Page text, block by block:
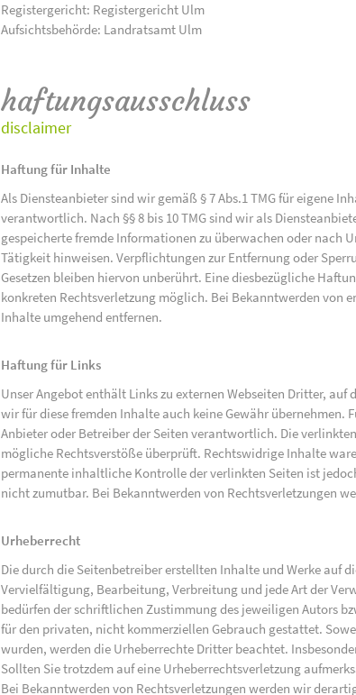
Registergericht: Registergericht Ulm
Aufsichtsbehörde: Landratsamt Ulm
haftungsausschluss
disclaimer
Haftung für Inhalte
Als Diensteanbieter sind wir gemäß § 7 Abs.1 TMG für eigene
verantwortlich. Nach §§ 8 bis 10 TMG sind wir als
gespeicherte fremde Informationen zu überwachen oder nach
Tätigkeit hinweisen. Verpflichtungen zur Entfernung oder
Gesetzen bleiben hiervon unberührt. Eine diesbezügliche
konkreten Rechtsverletzung möglich. Bei Bekanntwerden von
Inhalte umgehend entfernen.
Haftung für Links
Unser Angebot enthält Links zu externen Webseiten Dritter,
wir für diese fremden Inhalte auch keine Gewähr
Anbieter oder Betreiber der Seiten verantwortlich. Die
mögliche Rechtsverstöße überprüft. Rechtswidrige Inhalte
permanente inhaltliche Kontrolle der verlinkten Seiten ist
nicht zumutbar. Bei Bekanntwerden von Rechtsverletzungen
Urheberrecht
Die durch die Seitenbetreiber erstellten Inhalte und Werke auf
Vervielfältigung, Bearbeitung, Verbreitung und jede Art der
bedürfen der schriftlichen Zustimmung des jeweiligen Autors
für den privaten, nicht kommerziellen Gebrauch gestattet.
wurden, werden die Urheberrechte Dritter beachtet.
Sollten Sie trotzdem auf eine Urheberrechtsverletzung
Bei Bekanntwerden von Rechtsverletzungen werden wir